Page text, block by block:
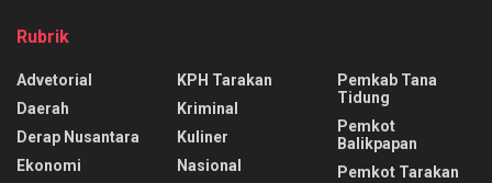
Rubrik
Advetorial
Daerah
Derap Nusantara
Ekonomi
KPH Tarakan
Kriminal
Kuliner
Nasional
Pemkab Tana
Tidung
Pemkot
Balikpapan
Pemkot Tarakan